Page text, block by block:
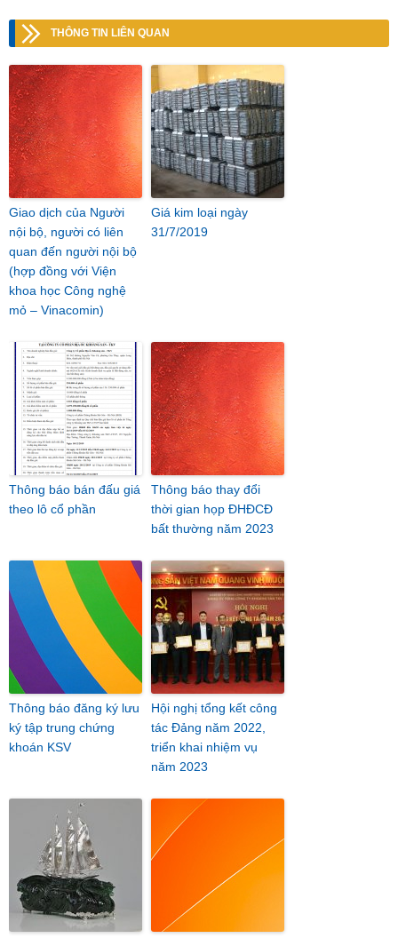
THÔNG TIN LIÊN QUAN
Giao dịch của Người
nội bộ, người có liên
quan đến người nội bộ
(hợp đồng với Viện
khoa học Công nghệ
mỏ – Vinacomin)
Giá kim loại ngày
31/7/2019
Thông báo bán đấu giá
theo lô cổ phần
Thông báo thay đổi
thời gian họp ĐHĐCĐ
bất thường năm 2023
Thông báo đăng ký lưu
ký tập trung chứng
khoán KSV
Hội nghị tổng kết công
tác Đảng năm 2022,
triển khai nhiệm vụ
năm 2023